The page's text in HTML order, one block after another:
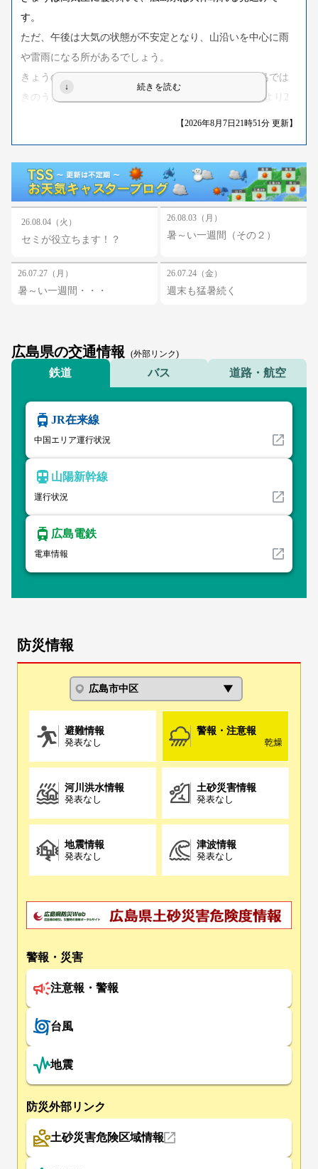
す。
ただ、午後は大気の状態が不安定となり、山沿いを中心に雨
や雷雨になる所があるでしょう。
きょうの日中の最高気温は34度から36度くらいで、広島では
きのうより2度低く、庄原ではほぼ同じくらいで、平年より2
てください。
あすは、日本海から気圧の谷が南下してくるでしょう。
このため広島県は全般に雲が広がりやすく、北部では夕方か
ら雨の降る所がある見込みです。
（提供：日本気象協会中国支店）
【2026年8月7日21時51分 更新】
26.08.04（火）
セミが役立ちます！？
26.08.03（月）
暑～い一週間（その２）
26.07.27（月）
暑～い一週間・・・
26.07.24（金）
週末も猛暑続く
広島県の交通情報 (外部リンク)
鉄道 バス 道路・航空
JR在来線
中国エリア運行状況
山陽新幹線
運行状況
広島電鉄
電車情報
防災情報
避難情報
発表なし
警報・注意報
乾燥注意報
河川洪水情報
発表なし
土砂災害情報
発表なし
地震情報
発表なし
津波情報
発表なし
警報・災害
注意報・警報
台風
地震
防災外部リンク
土砂災害危険区域情報